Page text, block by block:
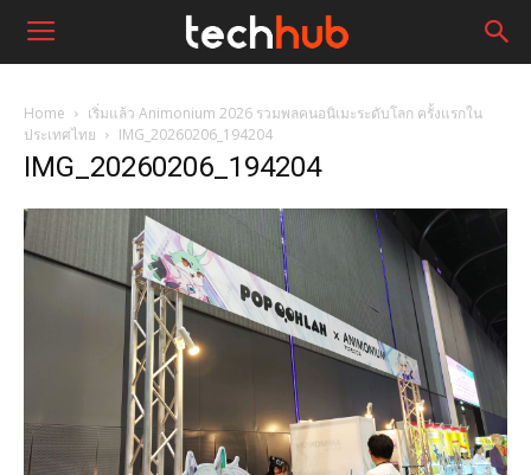
Home
เริ่มแล้ว Animonium 2026 รวมพลคนอนิเมะระดับโลก ครั้งแรกใน
ประเทศไทย
IMG_20260206_194204
IMG_20260206_194204